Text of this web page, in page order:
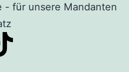
- für unsere Mandanten